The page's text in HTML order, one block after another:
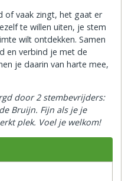
of vaak zingt, het gaat er
te willen uiten, je stem
wilt ontdekken. Samen
en verbind je met de
je daarin van harte mee,
door 2 stembevrijders:
Bruijn. Fijn als je je
plek. Voel je welkom!